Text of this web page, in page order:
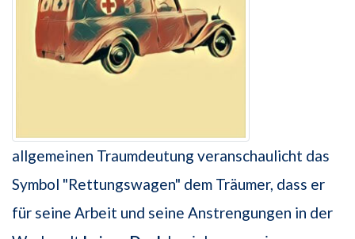
allgemeinen Traumdeutung veranschaulicht das
Symbol "Rettungswagen" dem Träumer, dass er
für seine Arbeit und seine Anstrengungen in der